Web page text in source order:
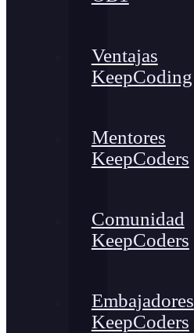
Ventajas
KeepCoding
Mentores
KeepCoders
Comunidad
KeepCoders
Embajadores
KeepCoders